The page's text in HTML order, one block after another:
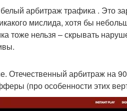
арбитраж трафика . Это
мислида, хотя бы
тоже нельзя – скрывать
Отечественный арбитраж на
(про особенности этих